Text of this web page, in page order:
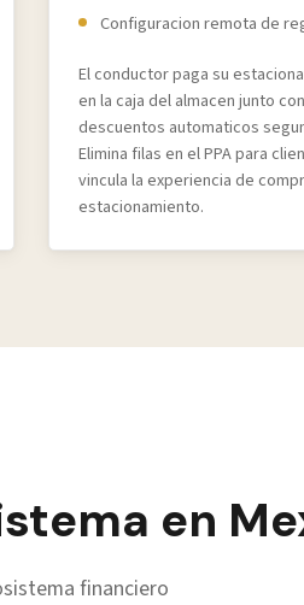
Configuracion remota de
El conductor paga su
en la caja del almacen junto
descuentos automaticos
Elimina filas en el PPA para
vincula la experiencia de
estacionamiento.
en
financiero